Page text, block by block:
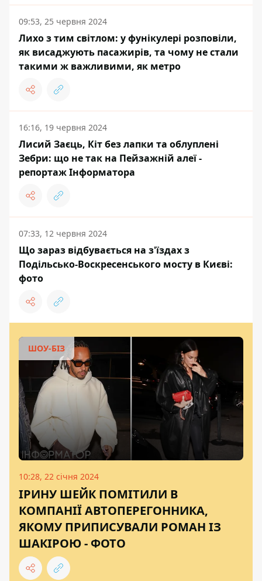
09:53, 25 червня 2024
Лихо з тим світлом: у фунікулері розповіли,
як висаджують пасажирів, та чому не стали
такими ж важливими, як метро
16:16, 19 червня 2024
Лисий Заєць, Кіт без лапки та облуплені
Зебри: що не так на Пейзажній алеї -
репортаж Інформатора
07:33, 12 червня 2024
Що зараз відбувається на з'їздах з
Подільсько-Воскресенського мосту в Києві:
фото
ШОУ-БІЗ
10:28, 22 січня 2024
ІРИНУ ШЕЙК ПОМІТИЛИ В
КОМПАНІЇ АВТОПЕРЕГОННИКА,
ЯКОМУ ПРИПИСУВАЛИ РОМАН ІЗ
ШАКІРОЮ - ФОТО